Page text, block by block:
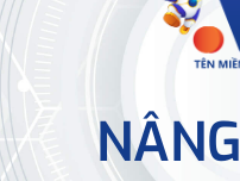
NÂNG